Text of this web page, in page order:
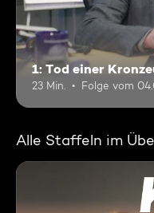
1: Tod einer
23 Min. Folge vom
Alle Staffeln im